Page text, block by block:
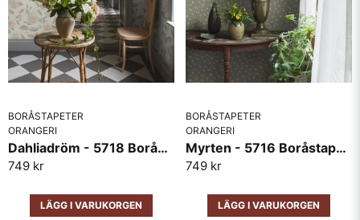
BORÅSTAPETER
ORANGERI
Dahliadröm - 5718 Boråstapeter
749 kr
LÄGG I VARUKORGEN
BORÅSTAPETER
ORANGERI
Myrten - 5716 Boråstapeter
749 kr
LÄGG I VARUKORGEN